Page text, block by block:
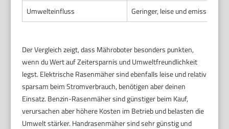
Umwelteinfluss
Geringer, leise und
Der Vergleich zeigt, dass Mähroboter besonders punkten,
wenn du Wert auf Zeitersparnis und Umweltfreundlichkeit
legst. Elektrische Rasenmäher sind ebenfalls leise und relativ
sparsam beim Stromverbrauch, benötigen aber deinen
Einsatz. Benzin-Rasenmäher sind günstiger beim Kauf,
verursachen aber höhere Kosten im Betrieb und belasten die
Umwelt stärker. Handrasenmäher sind sehr günstig und